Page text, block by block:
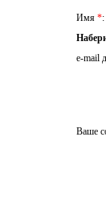
Имя *:
e-mail
Ваше